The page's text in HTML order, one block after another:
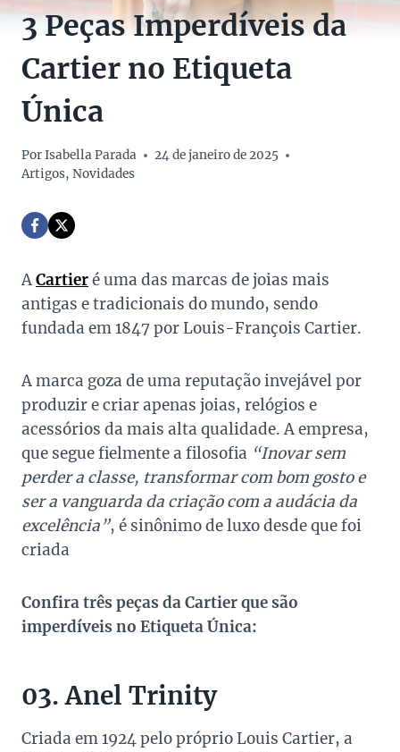
3 Peças Imperdíveis da
Cartier no Etiqueta
Única
PorIsabella Parada
24 de janeiro de 2025
Artigos, Novidades
ACartieré uma das marcas de joias mais
antigas e tradicionais do mundo, sendo
fundada em 1847 por Louis-François Cartier.
A marca goza de uma reputação invejável por
produzir e criar apenas joias, relógios e
acessórios da mais alta qualidade. A empresa,
que segue fielmente a filosofia “Inovar sem
perder a classe, transformar com bom gosto e
ser a vanguarda da criação com a audácia da
excelência”, é sinônimo de luxo desde que foi
criada
Confira três peças da Cartier que são
imperdíveis no Etiqueta Única:
03. Anel Trinity
Criada em 1924 pelo próprio Louis Cartier, a